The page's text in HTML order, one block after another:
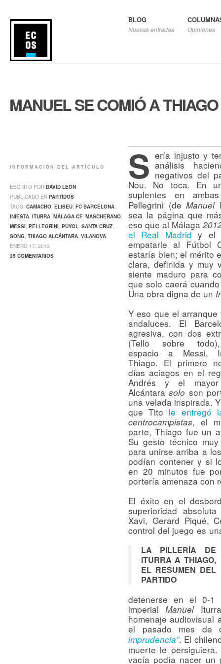
BLOG
Nuevas entradas Opiniones
MANUEL SE COMIÓ A THIAGO
S ería injusto y
análisis
negativos del
Nou. No toca. En
suplentes en ambas
Pellegrini (deManuel
sea la página que
eso que al Málaga
el Real Madridy el
empatarle al Fútbol
estaría bien; el mérito
clara, definida y muy
siente maduro para
que solo caerá
Una obra digna de un
Y eso que el
andaluces. El
agresiva, con dos
(Tello sobre
espacio a Messi,
Thiago. El primero
días aciagos en el
Andrés y el
Alcántarasolo son
una velada inspirada.
que Tito le entregó
centrocampistas, el
parte, Thiago fue un
Su gesto técnico
para unirse arriba a
podían contener y si
en 20 minutos fue
portería amenaza con
El éxito en el
superioridad
Xavi, Gerard Piqué,
control del juego es
LA PILLERÍA DE
ITURRA A THIAGO,
EL RESUMEN DEL
PARTIDO
detenerse en el 0-1
imperialManuel
homenaje audiovisual
el pasado mes de
imprudencia”. El
muerte le
vacía podía nacer
INFORMACIÓN DEL ARTÍCULO
ESCRITO POR DAVID LEÓN
PUBLICADO EN PARTIDOS
TAGS: CAMACHO, ELISEU, FC BARCELONA,
INIESTA, ITURRA, MÁLAGA CF, MASCHERANO,
MESSI, PELLEGRINI, PUYOL, SANTA CRUZ,
SONG, THIAGO ALCÁNTARA, VILANOVA
ENERO 17, 2013
35 COMENTARIOS